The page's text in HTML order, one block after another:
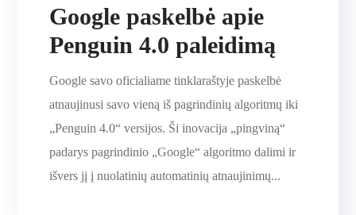
Google paskelbė apie
Penguin 4.0 paleidimą
Google savo oficialiame tinklaraštyje paskelbė
atnaujinusi savo vieną iš pagrindinių algoritmų iki
„Penguin 4.0“ versijos. Ši inovacija „pingviną“
padarys pagrindinio „Google“ algoritmo dalimi ir
išvers jį į nuolatinių automatinių atnaujinimų...